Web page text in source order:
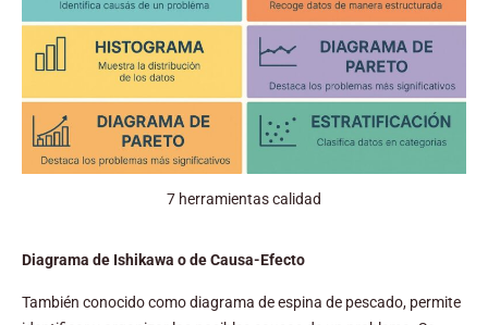
7 herramientas calidad
Diagrama de Ishikawa o de Causa-Efecto
También conocido como diagrama de espina de pescado, permite